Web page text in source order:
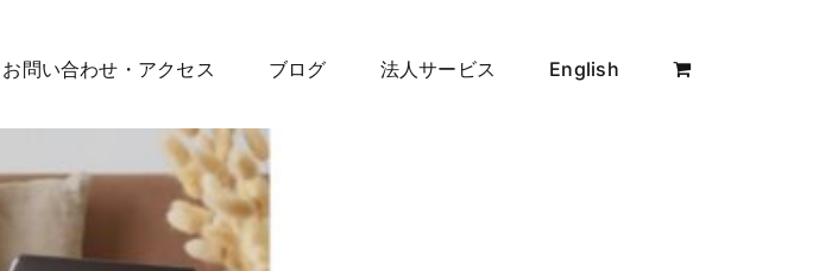
お問い合わせ・アクセス ブログ 法人サービス English